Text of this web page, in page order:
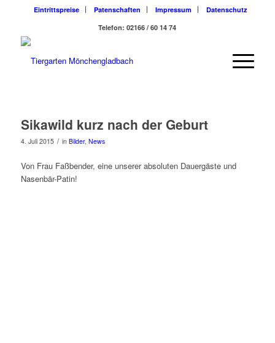
Eintrittspreise Patenschaften Impressum
Datenschutz
Telefon: 02166 / 60 14 74
Sikawild kurz nach der Geburt
4. Juli 2015 / in Bilder, News
Von Frau Faßbender, eine unserer absoluten Dauergäste und
Nasenbär-Patin!